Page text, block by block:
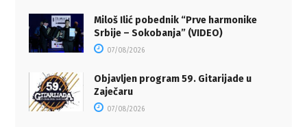
Miloš Ilić pobednik “Prve harmonike
Srbije – Sokobanja” (VIDEO)
07/08/2026
Objavljen program 59. Gitarijade u
Zaječaru
07/08/2026